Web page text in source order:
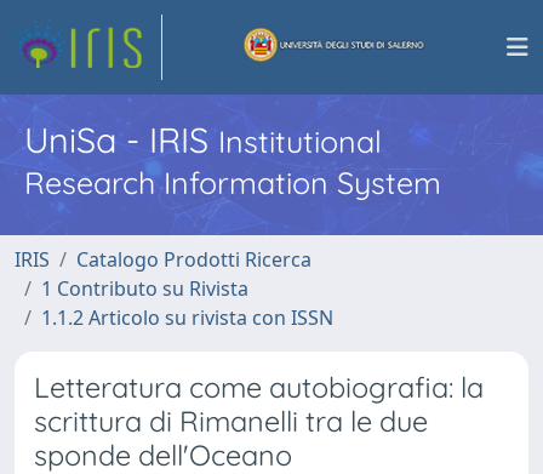
UniSa - IRISInstitutional
Research Information System
IRIS
Catalogo Prodotti Ricerca
1 Contributo su Rivista
1.1.2 Articolo su rivista con ISSN
Letteratura come autobiografia: la
scrittura di Rimanelli tra le due
sponde dell'Oceano